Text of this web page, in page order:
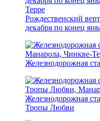
Рождественский
декабря по конец
Железнодорожная
Железнодорожная
Тропы Любви